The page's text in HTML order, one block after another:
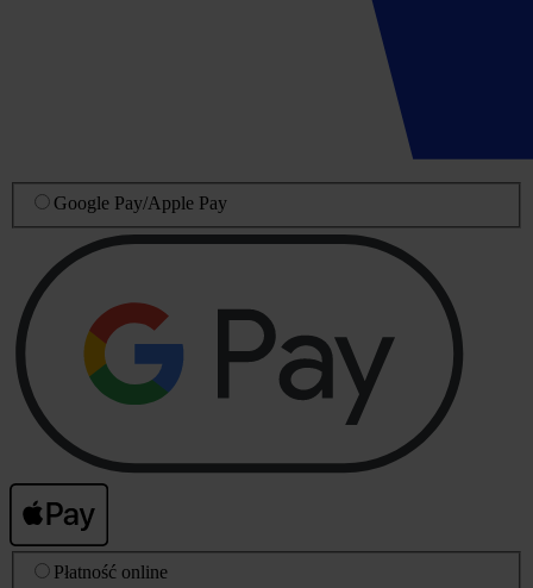
Google Pay/Apple Pay
Płatność online